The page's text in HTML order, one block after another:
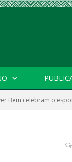
Bem celebram o